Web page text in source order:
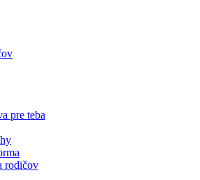
pre teba
rodičov